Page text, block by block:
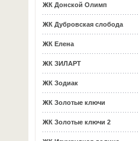
ЖК Донской Олимп
ЖК Дубровская слобода
ЖК Елена
ЖК ЗИЛАРТ
ЖК Зодиак
ЖК Золотые ключи
ЖК Золотые ключи 2